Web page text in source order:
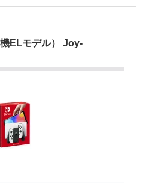
ELモデル） Joy-